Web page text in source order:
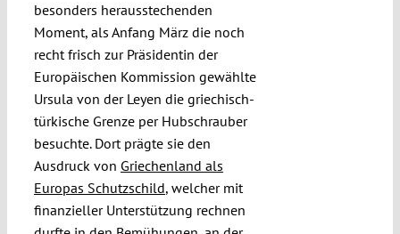
besonders herausstechenden
Moment, als Anfang März die noch
recht frisch zur Präsidentin der
Europäischen Kommission gewählte
Ursula von der Leyen die griechisch-
türkische Grenze per Hubschrauber
besuchte. Dort prägte sie den
Ausdruck von Griechenland als
Europas Schutzschild, welcher mit
finanzieller Unterstützung rechnen